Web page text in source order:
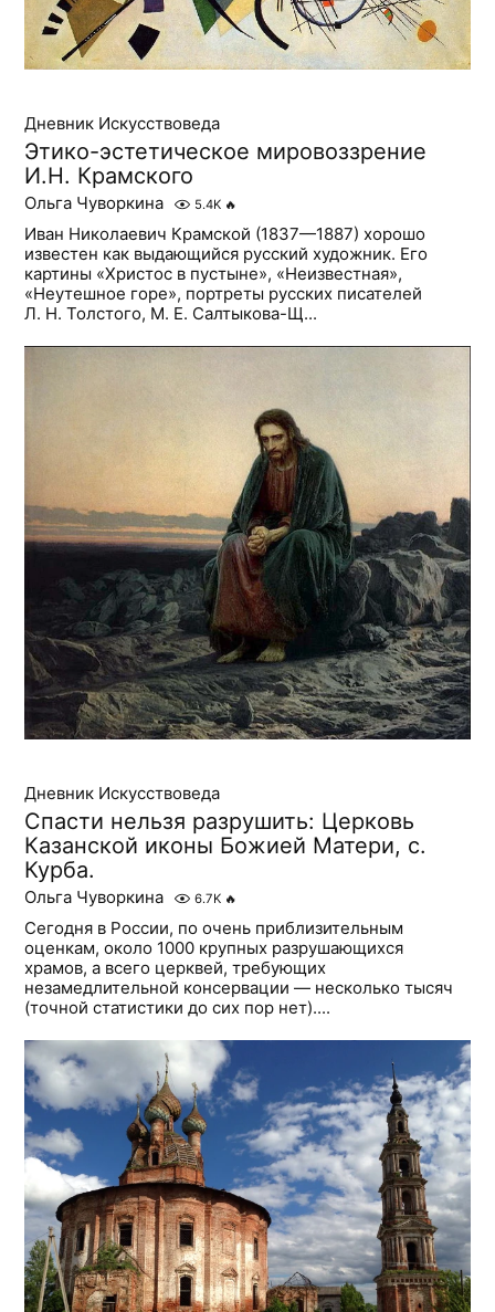
Дневник Искусствоведа
Этико-эстетическое мировоззрение
И.Н. Крамского
Ольга Чуворкина 5.4K 🔥
Иван Николаевич Крамской (1837—1887) хорошо
известен как выдающийся русский художник. Его
картины «Христос в пустыне», «Неизвестная»,
«Неутешное горе», портреты русских писателей
Л. Н. Толстого, М. Е. Салтыкова-Щ...
Дневник Искусствоведа
Cпасти нельзя разрушить: Церковь
Казанской иконы Божией Матери, с.
Курба.
Ольга Чуворкина 6.7K 🔥
Сегодня в России, по очень приблизительным
оценкам, около 1000 крупных разрушающихся
храмов, а всего церквей, требующих
незамедлительной консервации — несколько тысяч
(точной статистики до сих пор нет)....